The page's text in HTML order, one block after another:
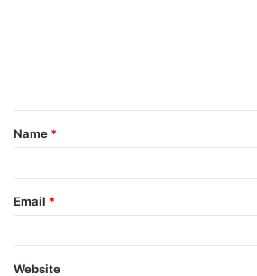
Name *
Email *
Website